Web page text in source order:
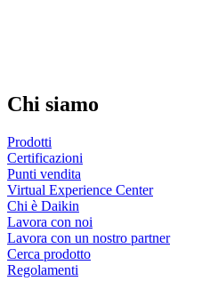
Chi siamo
Prodotti
Certificazioni
Punti vendita
Virtual Experience Center
Chi è Daikin
Lavora con noi
Lavora con un nostro partner
Cerca prodotto
Regolamenti